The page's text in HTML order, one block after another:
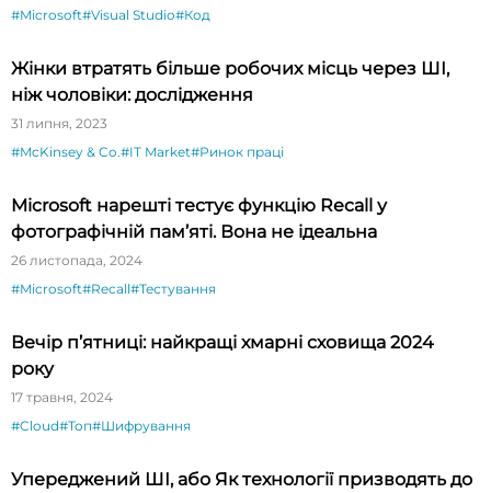
#Microsoft#Visual Studio#Код
Жінки втратять більше робочих місць через ШІ,
ніж чоловіки: дослідження
31 липня, 2023
#McKinsey & Co.#IT Market#Ринок праці
Microsoft нарешті тестує функцію Recall у
фотографічній пам’яті. Вона не ідеальна
26 листопада, 2024
#Microsoft#Recall#Тестування
Вечір п’ятниці: найкращі хмарні сховища 2024
року
17 травня, 2024
#Cloud#Топ#Шифрування
Упереджений ШІ, або Як технології призводять до